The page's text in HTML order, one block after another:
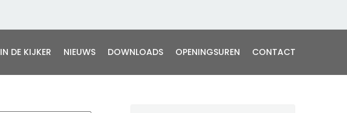
IN DE KIJKER NIEUWS DOWNLOADS OPENINGSUREN CONTACT